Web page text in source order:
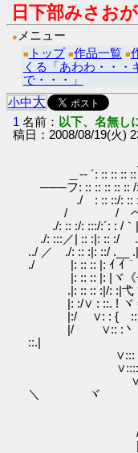
日下部みさお
● メニュー
■ トップ ■作品一覧 ■
くる「あわわ・・
で・・・」
小中大
1 名前： 以下、名無し
稿日：2008/08/19(火)
---‐ "￣
／ ´: :: :: :: ::
＿-‐ ´: :: :: :: :: ::
───フ: :: :: :: :: :: /:
./ : :: ::/: :: :: /: ::
/ / ヘ:/| :::
./: :: :/: :::/:´: : /｀
./: :::／| :: :|: :: :/
../ ／ ./: :: :|: ::/
./ |: :: :: |: ｲ ｲ｀.|:
|: :: :: |: |ヾ《一
.|: :: :: :|/: :|弋
|: :/∨ : ::. ! ヾ
|:/ ∨: : {
|/ ∨:: :丶
::.|
∨::: :: ::｀ ‐-
∨::::::|ヽ.
∨:: :|／
＼ ヾ
∨、:::::::/ ./
.∧ヽ.／
/ ∨ / /
| | ﾉ./